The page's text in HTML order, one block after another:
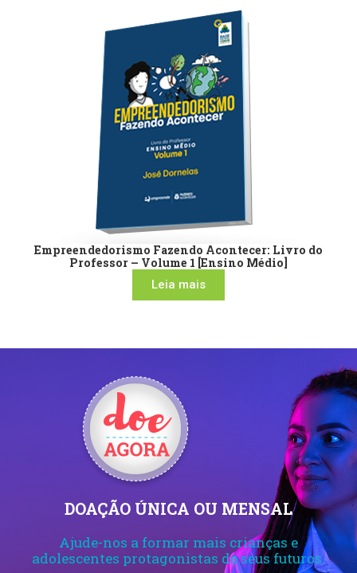
Empreendedorismo Fazendo Acontecer: Livro do
Professor – Volume 1 [Ensino Médio]
Leia mais
DOAÇÃO ÚNICA OU MENSAL
Ajude-nos a formar mais crianças e
adolescentes protagonistas de seus futuros.